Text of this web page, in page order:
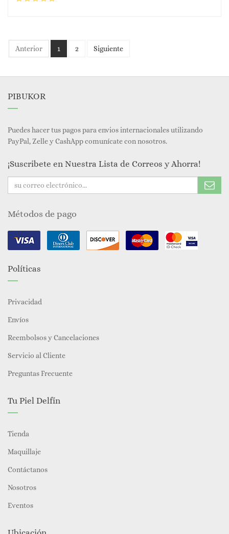
Anterior 1 2 Siguiente
PIBUKOR
Puedes hacer tus pagos para envios internacionales utilizando
PayPal, Zelle y CashApp comunícate con nosotros.
¡Suscribete en Nuestra Lista de Correos y Ahorra!
Métodos de pago
Políticas
Privacidad
Envíos
Reembolsos y Cancelaciones
Servicio al Cliente
Preguntas Frecuente
Tu Piel Delfín
Tienda
Maquillaje
Contáctanos
Nosotros
Eventos